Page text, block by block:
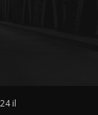
il